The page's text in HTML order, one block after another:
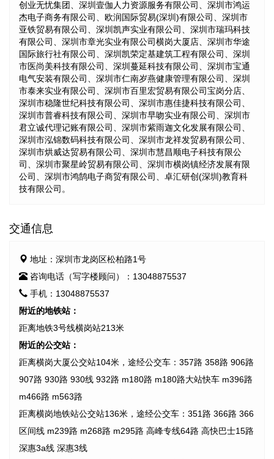
创业无忧集团、深圳壹伽人力资源服务有限公司、深圳市鸿运
杰电子商务有限公司、欧润国际贸易(深圳)有限公司、深圳市
亚铁贸易有限公司、深圳凯声实业有限公司、深圳市瑞玛科技
有限公司、深圳市章光实业有限公司横岗大厦店、深圳市华途
国际旅行社有限公司、深圳凯荣定基建筑工程有限公司、深圳
市医尚美科技有限公司、深圳蔓延科技有限公司、深圳市宝通
电气安装有限公司、深圳市仁南岁燕健康管理有限公司、深圳
市泰来实业有限公司、深圳市百里宏贸易有限公司宝岗分店、
深圳市稳隆世纪科技有限公司、深圳市惠佳捷科技有限公司、
深圳市普睿科技有限公司、深圳市早吻实业有限公司、深圳市
君立诚代理记账有限公司、深圳市紫雨迦文化发展有限公司、
深圳市泓锦数码科技有限公司、深圳市龙祥发贸易有限公司、
深圳市烘威达贸易有限公司、深圳市慧昌顺电子科技有限公
司、深圳市聚星岭贸易有限公司、深圳市横岗镇经济发展有限
公司、深圳市鸿鹄电子商贸有限公司、卓汇研创(深圳)教育科
技有限公司。
交通信息
地址：深圳市龙岗区松柏路1号
咨询电话（写字楼顾问）：13048875537
手机：13048875537
附近的地铁站：
距离地铁3号线横岗站213米
附近的公交站：
距离横岗大厦公交站104米，途经公交车：357路 358路 906路
907路 930路 930线 932路 m180路 m180路大站快车 m396路
m466路 m563路
距离横岗地铁站公交站136米，途经公交车：351路 366路 366
区间线 m239路 m268路 m295路 高峰专线64路 高快巴士15路
深惠3a线 深惠3线